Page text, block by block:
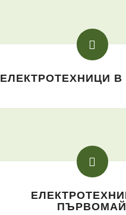
ЕЛЕКТРОТЕХНИЦИ
ПЪРВОМАЙ